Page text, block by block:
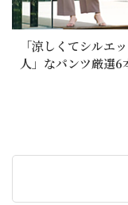
「涼しくてシルエ
人」なパンツ厳選6